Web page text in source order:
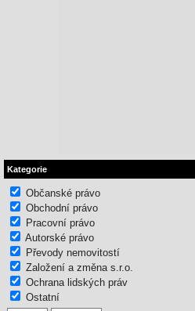
Kategorie
Občanské právo
Obchodní právo
Pracovní právo
Autorské právo
Převody nemovitostí
Založení a změna s.r.o.
Ochrana lidských práv
Ostatní